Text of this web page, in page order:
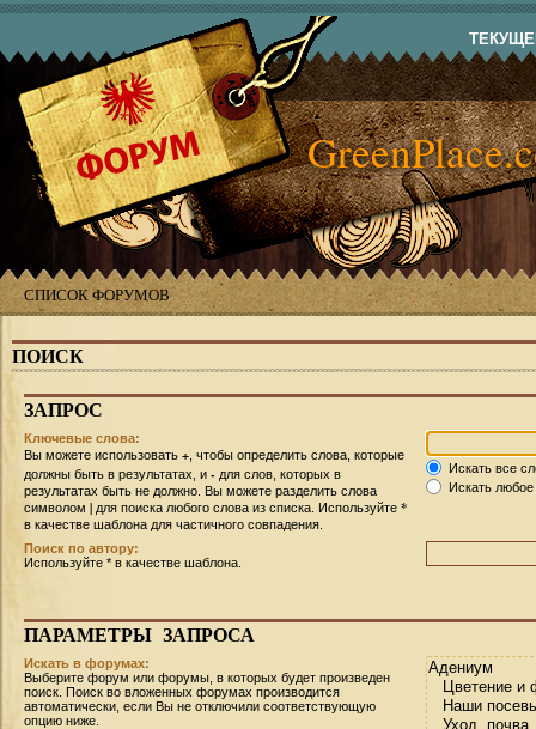
СПИСОК ФОРУМОВ
ПОИСК
ЗАПРОС
Ключевые слова:
Вы можете использовать + , чтобы определить слова, которые
должны быть в результатах, и - для слов, которых в
результатах быть не должно. Вы можете разделить слова
символом | для поиска любого слова из списка. Используйте *
в качестве шаблона для частичного совпадения.
Искать все
Искать
Поиск по автору:
Используйте * в качестве шаблона.
ПАРАМЕТРЫ ЗАПРОСА
Искать в форумах:
Выберите форум или форумы, в которых будет произведен
поиск. Поиск во вложенных форумах производится
автоматически, если Вы не отключили соответствующую
опцию ниже.